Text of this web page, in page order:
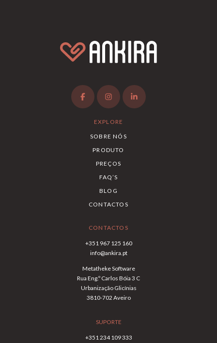
EXPLORE
SOBRE NÓS
PRODUTO
PREÇOS
FAQ’S
BLOG
CONTACTOS
CONTACTOS
+351 967 125 160
info@ankira.pt
Metatheke Software
Rua Eng.º Carlos Bóia 3 C
Urbanização Glicínias
3810-702 Aveiro
SUPORTE
+351 234 109 333